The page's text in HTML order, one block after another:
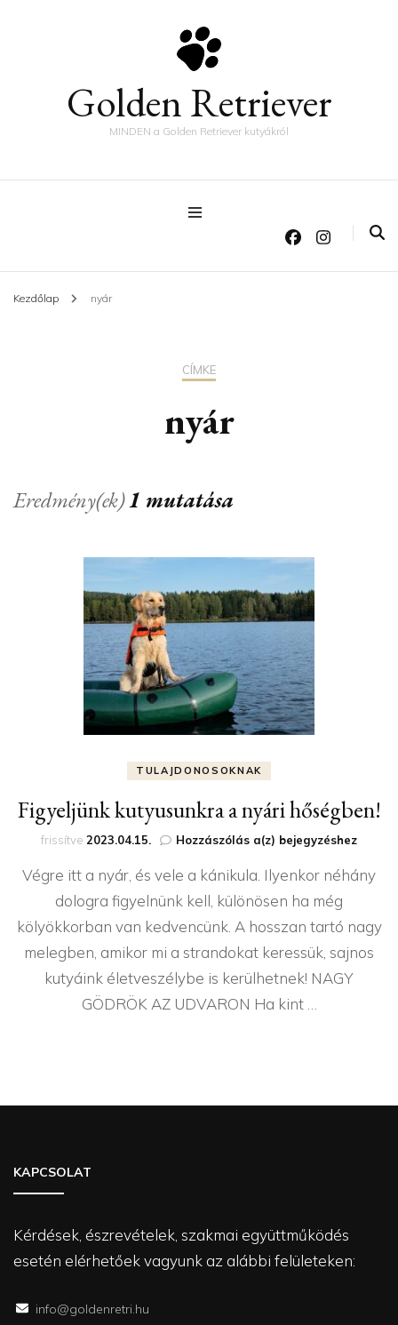
Golden Retriever
MINDEN a Golden Retriever kutyákról
Kezdőlap nyár
CÍMKE
nyár
Eredmény(ek)1 mutatása
TULAJDONOSOKNAK
Figyeljünk kutyusunkra a nyári hőségben!
frissítve 2023.04.15. Hozzászólás a(z) Figyeljünk
a
nyári
hőségben!
bejegyzéshez
Végre itt a nyár, és vele a kánikula. Ilyenkor néhány
dologra figyelnünk kell, különösen ha még
kölyökkorban van kedvencünk. A hosszan tartó nagy
melegben, amikor mi a strandokat keressük, sajnos
kutyáink életveszélybe is kerülhetnek! NAGY
GÖDRÖK AZ UDVARON Ha kint …
KAPCSOLAT
Kérdések, észrevételek, szakmai együttműködés
esetén elérhetőek vagyunk az alábbi felületeken:
info@goldenretri.hu